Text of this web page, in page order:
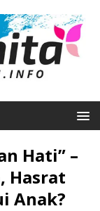
Hati” –
Hasrat
Anak?